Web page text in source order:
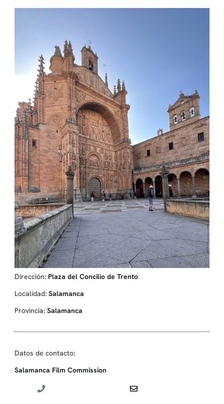
Dirección: Plaza del Concilio de Trento
Localidad: Salamanca
Provincia: Salamanca
Datos de contacto:
Salamanca Film Commission